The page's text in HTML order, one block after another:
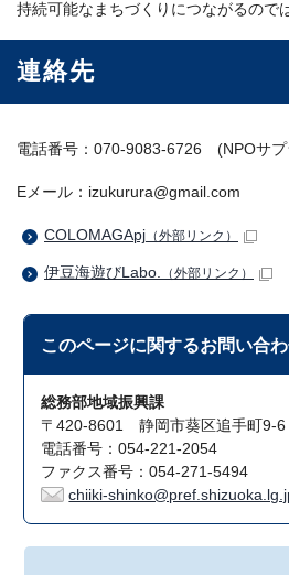
持続可能なまちづくりにつながるので
連絡先
電話番号：070-9083-6726 (NPOサプ
Eメール：izukurura@gmail.com
COLOMAGApj （外部リンク）
伊豆海遊びLabo. （外部リンク）
このページに関するお問い合
総務部地域振興課
〒420-8601 静岡市葵区追手町9-6
電話番号：054-221-2054
ファクス番号：054-271-5494
chiiki-